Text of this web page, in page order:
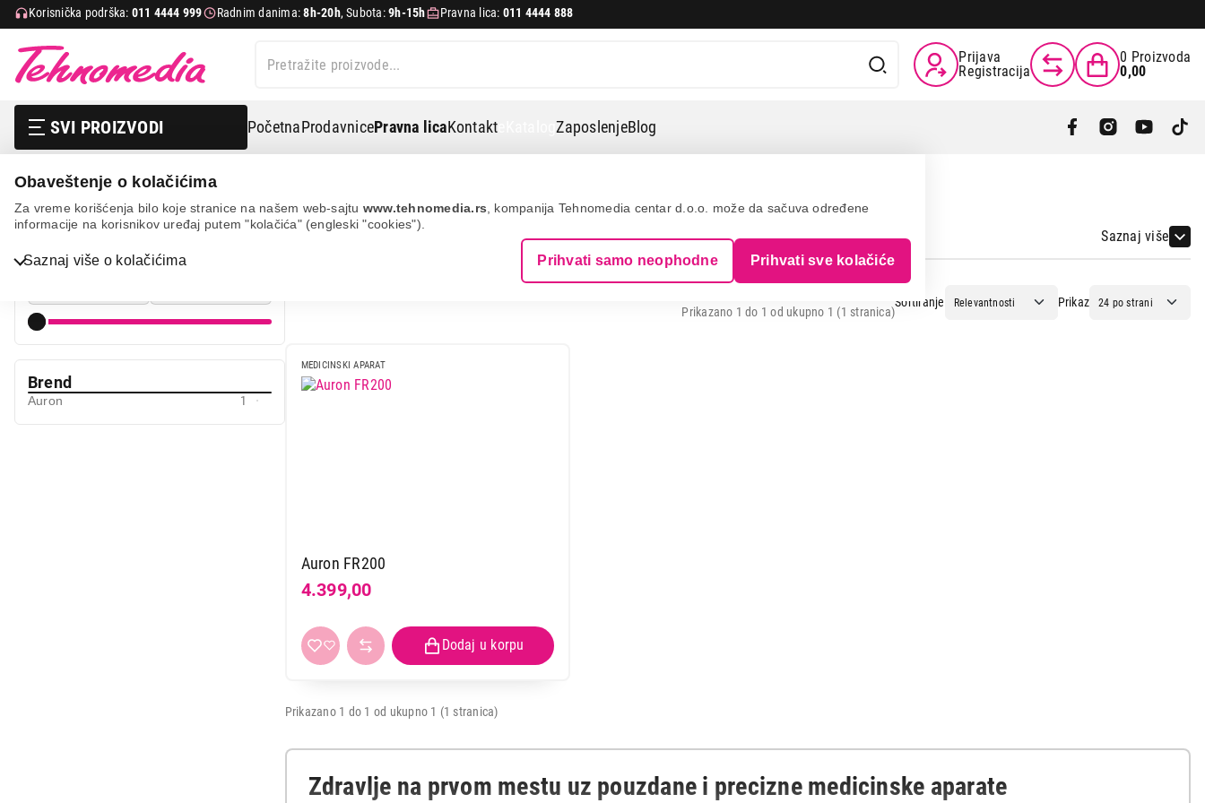
Obaveštenje o kolačićima
Za vreme korišćenja bilo koje stranice na našem web-sajtu www.tehnomedia.rs , kompanija Tehnomedia centar d.o.o. može da sačuva određene
informacije na korisnikov uređaj putem "kolačića" (engleski "cookies").
Saznaj više o kolačićima Prihvati samo neophodne Prihvati sve kolačiće
Korisnička podrška: 011 4444 999 Radnim danima:8h-20h, Subota:9h-15h Pravna lica: 011 4444 888
Prijava
Registracija
0 Proizvoda
0,00
SVI PROIZVODI PočetnaProdavnicePravna licaKontakt eKatalogZaposlenjeBlog
Bela tehnika
IT & Gaming
Mobilni telefoni i tableti
Mali kućni aparati
Mali kuhinjski aparati
Nega tela, lepota i zdravlje
Cena od Cena do
Brend
Auron 1
TOPLOMERI Saznaj više
Sortiranje Prikaz
Prikazano 1 do 1 od ukupno 1 (1 stranica)
MEDICINSKI APARAT
Auron FR200
4.399,00
Prikazano 1 do 1 od ukupno 1 (1 stranica)
Zdravlje na prvom mestu uz pouzdane i precizne medicinske aparate